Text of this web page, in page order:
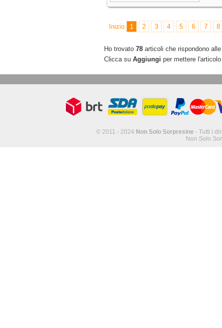
Inizio 1 2 3 4 5 6 7 8
Ho trovato 78 articoli che rispondono
Clicca su Aggiungi per mettere
© 2011 - 2024 Non Solo Sorpresine - Tutti i
Non Solo